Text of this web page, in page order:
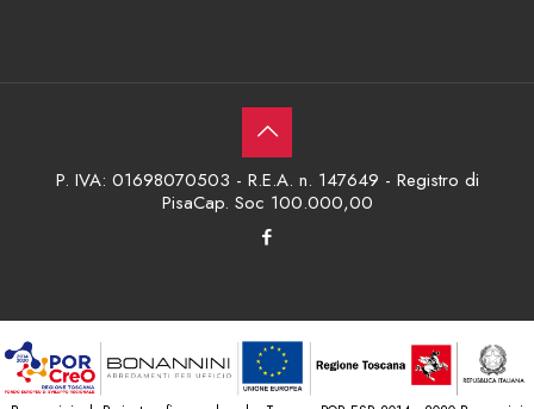
P. IVA: 01698070503 - R.E.A. n. 147649 - Registro di
PisaCap. Soc 100.000,00